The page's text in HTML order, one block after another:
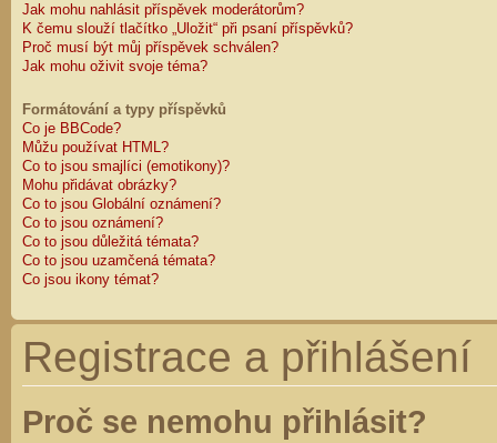
Jak mohu nahlásit příspěvek moderátorům?
K čemu slouží tlačítko „Uložit“ při psaní příspěvků?
Proč musí být můj příspěvek schválen?
Jak mohu oživit svoje téma?
Formátování a typy příspěvků
Co je BBCode?
Můžu používat HTML?
Co to jsou smajlíci (emotikony)?
Mohu přidávat obrázky?
Co to jsou Globální oznámení?
Co to jsou oznámení?
Co to jsou důležitá témata?
Co to jsou uzamčená témata?
Co jsou ikony témat?
Registrace a přihlášení
Proč se nemohu přihlásit?